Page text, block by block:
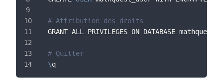
# Attribution des droits
GRANT ALL PRIVILEGES ON DATABASE
# Quitter
\q